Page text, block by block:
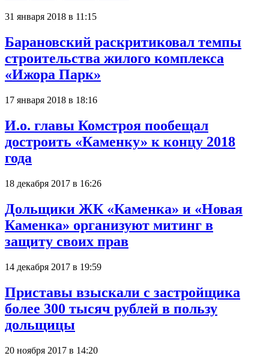
31 января 2018 в 11:15
Барановский раскритиковал темпы
строительства жилого комплекса
«Ижора Парк»
17 января 2018 в 18:16
И.о. главы Комстроя пообещал
достроить «Каменку» к концу 2018
года
18 декабря 2017 в 16:26
Дольщики ЖК «Каменка» и «Новая
Каменка» организуют митинг в
защиту своих прав
14 декабря 2017 в 19:59
Приставы взыскали с застройщика
более 300 тысяч рублей в пользу
дольщицы
20 ноября 2017 в 14:20